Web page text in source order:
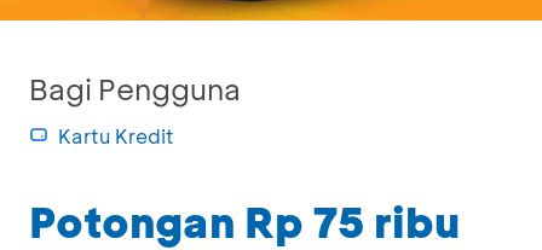
Bagi Pengguna
Kartu Kredit
Potongan Rp 75 ribu